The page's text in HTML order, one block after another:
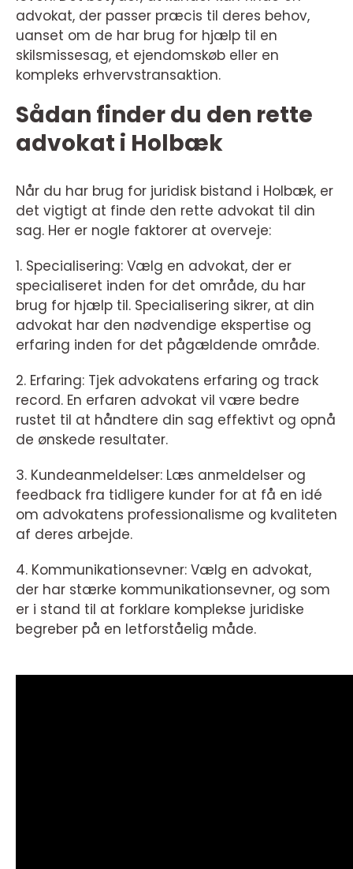
advokat, der passer præcis til deres behov,
uanset om de har brug for hjælp til en
skilsmissesag, et ejendomskøb eller en
kompleks erhvervstransaktion.
Sådan finder du den rette
advokat i Holbæk
Når du har brug for juridisk bistand i Holbæk, er
det vigtigt at finde den rette advokat til din
sag. Her er nogle faktorer at overveje:
1. Specialisering: Vælg en advokat, der er
specialiseret inden for det område, du har
brug for hjælp til. Specialisering sikrer, at din
advokat har den nødvendige ekspertise og
erfaring inden for det pågældende område.
2. Erfaring: Tjek advokatens erfaring og track
record. En erfaren advokat vil være bedre
rustet til at håndtere din sag effektivt og opnå
de ønskede resultater.
3. Kundeanmeldelser: Læs anmeldelser og
feedback fra tidligere kunder for at få en idé
om advokatens professionalisme og kvaliteten
af deres arbejde.
4. Kommunikationsevner: Vælg en advokat,
der har stærke kommunikationsevner, og som
er i stand til at forklare komplekse juridiske
begreber på en letforståelig måde.